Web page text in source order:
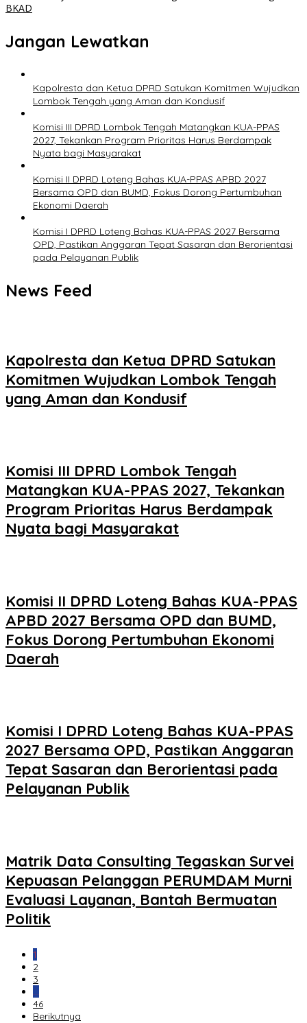
BKAD
Jangan Lewatkan
Kapolresta dan Ketua DPRD Satukan Komitmen Wujudkan
Lombok Tengah yang Aman dan Kondusif
Komisi III DPRD Lombok Tengah Matangkan KUA-PPAS
2027, Tekankan Program Prioritas Harus Berdampak
Nyata bagi Masyarakat
Komisi II DPRD Loteng Bahas KUA-PPAS APBD 2027
Bersama OPD dan BUMD, Fokus Dorong Pertumbuhan
Ekonomi Daerah
Komisi I DPRD Loteng Bahas KUA-PPAS 2027 Bersama
OPD, Pastikan Anggaran Tepat Sasaran dan Berorientasi
pada Pelayanan Publik
News Feed
Kapolresta dan Ketua DPRD Satukan
Komitmen Wujudkan Lombok Tengah
yang Aman dan Kondusif
Komisi III DPRD Lombok Tengah
Matangkan KUA-PPAS 2027, Tekankan
Program Prioritas Harus Berdampak
Nyata bagi Masyarakat
Komisi II DPRD Loteng Bahas KUA-PPAS
APBD 2027 Bersama OPD dan BUMD,
Fokus Dorong Pertumbuhan Ekonomi
Daerah
Komisi I DPRD Loteng Bahas KUA-PPAS
2027 Bersama OPD, Pastikan Anggaran
Tepat Sasaran dan Berorientasi pada
Pelayanan Publik
Matrik Data Consulting Tegaskan Survei
Kepuasan Pelanggan PERUMDAM Murni
Evaluasi Layanan, Bantah Bermuatan
Politik
1
2
3
…
46
Berikutnya